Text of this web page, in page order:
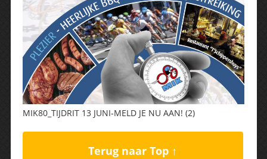
MIK80_TIJDRIT 13 JUNI-MELD JE NU AAN! (2)
Terug naar Top ↑